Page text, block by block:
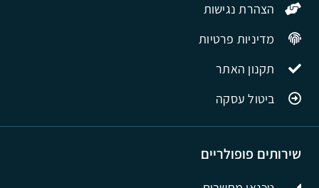
שירותים פופולריים
הצהרת נגישות
מדיניות פרטיות
תקנון האתר
ביטול עסקה